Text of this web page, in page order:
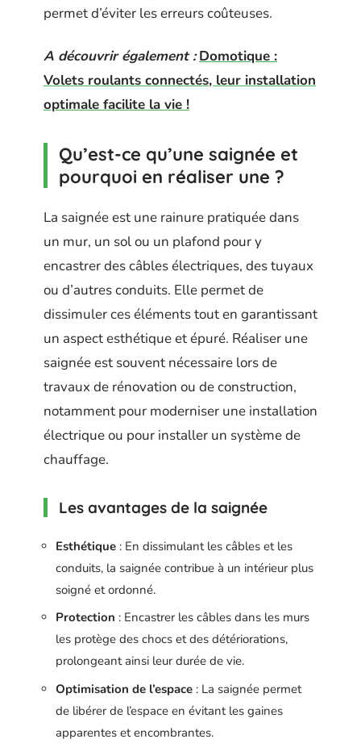
permet d’éviter les erreurs coûteuses.
A découvrir également : Domotique :
Volets roulants connectés, leur installation
optimale facilite la vie !
Qu’est-ce qu’une saignée et
pourquoi en réaliser une ?
La saignée est une rainure pratiquée dans
un mur, un sol ou un plafond pour y
encastrer des câbles électriques, des tuyaux
ou d’autres conduits. Elle permet de
dissimuler ces éléments tout en garantissant
un aspect esthétique et épuré. Réaliser une
saignée est souvent nécessaire lors de
travaux de rénovation ou de construction,
notamment pour moderniser une installation
électrique ou pour installer un système de
chauffage.
Les avantages de la saignée
Esthétique : En dissimulant les câbles et les
conduits, la saignée contribue à un intérieur plus
soigné et ordonné.
Protection : Encastrer les câbles dans les murs
les protège des chocs et des détériorations,
prolongeant ainsi leur durée de vie.
Optimisation de l’espace : La saignée permet
de libérer de l’espace en évitant les gaines
apparentes et encombrantes.